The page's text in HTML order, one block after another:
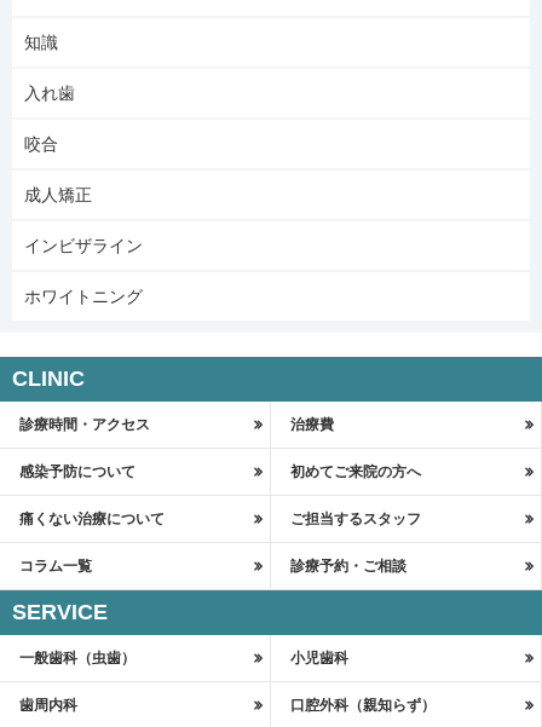
知識
入れ歯
咬合
成人矯正
インビザライン
ホワイトニング
CLINIC
診療時間・アクセス 治療費
感染予防について 初めてご来院の方へ
痛くない治療について ご担当するスタッフ
コラム一覧 診療予約・ご相談
SERVICE
一般歯科（虫歯） 小児歯科
歯周内科 口腔外科（親知らず）